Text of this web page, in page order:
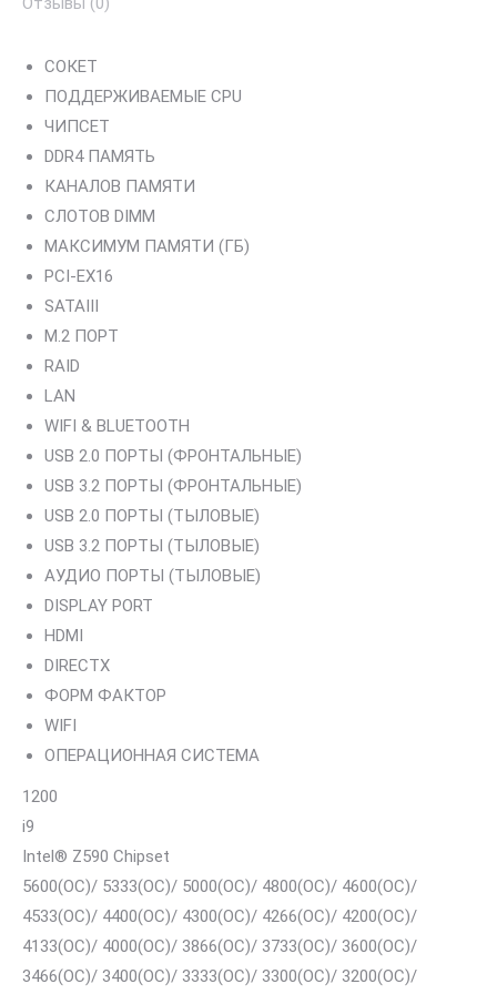
СОКЕТ
ПОДДЕРЖИВАЕМЫЕ CPU
ЧИПСЕТ
DDR4 ПАМЯТЬ
КАНАЛОВ ПАМЯТИ
СЛОТОВ DIMM
МАКСИМУМ ПАМЯТИ (ГБ)
PCI-EX16
SATAIII
M.2 ПОРТ
RAID
LAN
WIFI & BLUETOOTH
USB 2.0 ПОРТЫ (ФРОНТАЛЬНЫЕ)
USB 3.2 ПОРТЫ (ФРОНТАЛЬНЫЕ)
USB 2.0 ПОРТЫ (ТЫЛОВЫЕ)
USB 3.2 ПОРТЫ (ТЫЛОВЫЕ)
АУДИО ПОРТЫ (ТЫЛОВЫЕ)
DISPLAY PORT
HDMI
DIRECTX
ФОРМ ФАКТОР
WIFI
ОПЕРАЦИОННАЯ СИСТЕМА
1200
i9
Intel® Z590 Chipset
5600(OC)/ 5333(OC)/ 5000(OC)/ 4800(OC)/ 4600(OC)/
4533(OC)/ 4400(OC)/ 4300(OC)/ 4266(OC)/ 4200(OC)/
4133(OC)/ 4000(OC)/ 3866(OC)/ 3733(OC)/ 3600(OC)/
3466(OC)/ 3400(OC)/ 3333(OC)/ 3300(OC)/ 3200(OC)/